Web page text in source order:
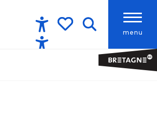
menu
Accessibilité